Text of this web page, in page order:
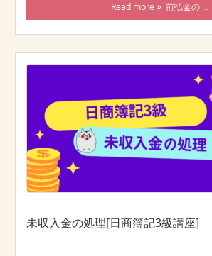
Read more 前払金の ...
未収入金の処理[日商簿記3級講座]